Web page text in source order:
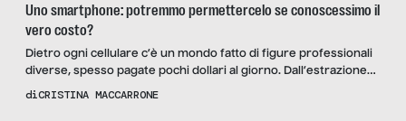
Uno smartphone: potremmo permettercelo se conoscessimo il
vero costo?
Dietro ogni cellulare c’è un mondo fatto di figure professionali
diverse, spesso pagate pochi dollari al giorno. Dall’estrazione
dei materiali alla logistica, ripercorriamo le tappe di un viaggio
diCRISTINA MACCARRONE